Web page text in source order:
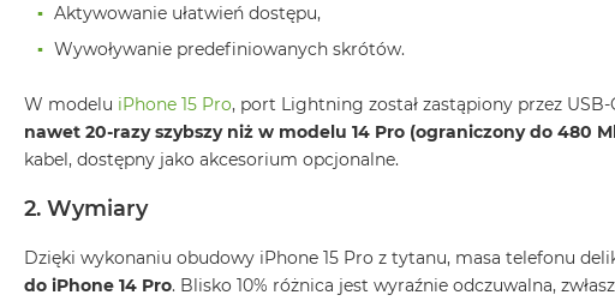
16GB
RAM
Air
24GB
RAM
MacBook
32GB
RAM
Aktywowanie ułatwień dostępu,
Wywoływanie predefiniowanych skrótów.
W modelu iPhone 15 Pro, port Lightning został zastąpiony przez
nawet 20-razy szybszy niż w modelu 14 Pro (ograniczony do 480
kabel, dostępny jako akcesorium opcjonalne.
2. Wymiary
Dzięki wykonaniu obudowy iPhone 15 Pro z tytanu, masa telefonu
do iPhone 14 Pro. Blisko 10% różnica jest wyraźnie odczuwalna,